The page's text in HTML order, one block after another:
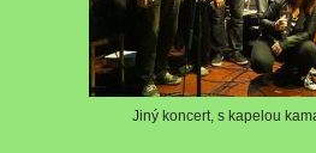
Jiný koncert, s kapelou